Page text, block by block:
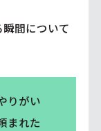
間について
りがい
まれた